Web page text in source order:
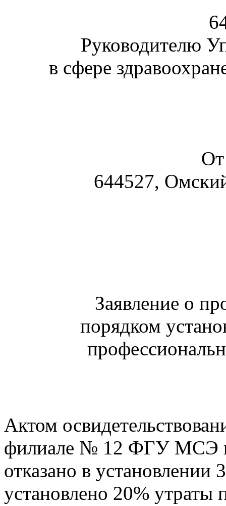
Руководителю
в сфере
644527,
Заявление о
порядком
Актом
филиале № 12 ФГУ МСЭ
отказано в
установлено 20% утраты